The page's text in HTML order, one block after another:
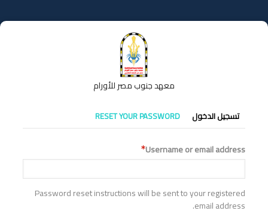
إلى
المحتوى
معهد جنوب مصر للأورام
التبويبات
الأساسية
تسجيل الدخول RESET YOUR PASSWORD
Username or email address
Password reset instructions will be sent to your registered
email address.